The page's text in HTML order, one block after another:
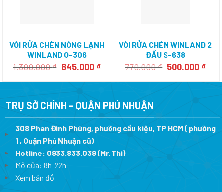
VÒI RỬA CHÉN NÓNG LẠNH
WINLAND Q-306
1.300.000₫ Giá
là:
845.000 ₫Giá
tại
845.000 ₫.
VÒI RỬA CHÉN WINLAND 2
ĐẦU S-638
770.000₫ Giá
là:
500.000 ₫Giá
tại
TRỤ SỞ CHÍNH - QUẬN PHÚ NHUẬN
308 Phan Đình Phùng, phường cầu kiệu, TP.HCM ( phường
1 , Quận Phú Nhuận cũ)
Hotline: 0933.833.039(Mr. Thi)
Mở cửa: 8h-22h
Xem bản đồ